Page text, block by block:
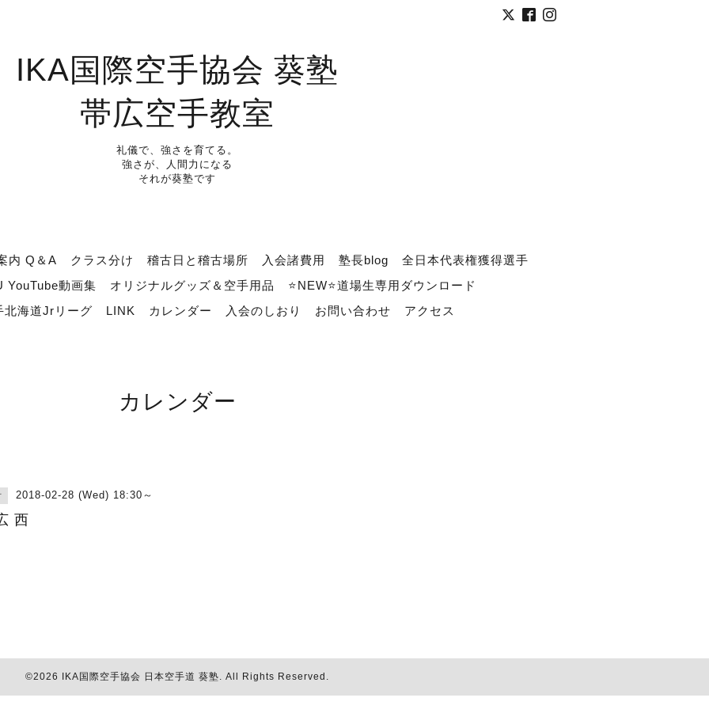
IKA国際空手協会 葵塾
帯広空手教室
礼儀で、強さを育てる。
強さが、人間力になる
それが葵塾です
内 Q＆A クラス分け 稽古日と稽古場所 入会諸費用 塾長blog
全日本代表権獲得選手
YouTube動画集
オリジナルグッズ＆空手用品
⭐NEW⭐道場生専用ダウンロード
北海道Jrリーグ
LINK カレンダー 入会のしおり お問い合わせ アクセス
カレンダー
2018-02-28 (Wed) 18:30～
西
©2026 IKA国際空手協会 日本空手道 葵塾. All Rights Reserved.